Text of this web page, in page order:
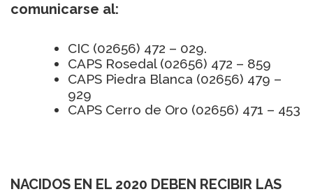
comunicarse al:
CIC (02656) 472 – 029.
CAPS Rosedal (02656) 472 – 859
CAPS Piedra Blanca (02656) 479 –
929
CAPS Cerro de Oro (02656) 471 – 453
NACIDOS EN EL 2020 DEBEN RECIBIR LAS